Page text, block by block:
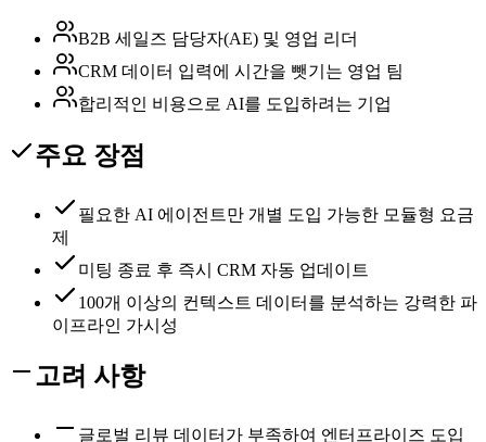
B2B 세일즈 담당자(AE) 및 영업 리더
CRM 데이터 입력에 시간을 뺏기는 영업 팀
합리적인 비용으로 AI를 도입하려는 기업
주요 장점
필요한 AI 에이전트만 개별 도입 가능한 모듈형 요금
제
미팅 종료 후 즉시 CRM 자동 업데이트
100개 이상의 컨텍스트 데이터를 분석하는 강력한 파
이프라인 가시성
고려 사항
글로벌 리뷰 데이터가 부족하여 엔터프라이즈 도입